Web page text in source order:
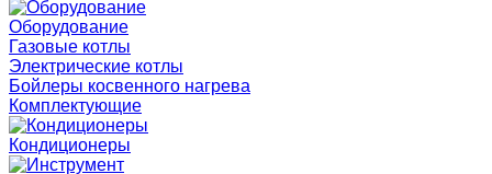
Оборудование
Газовые котлы
Электрические котлы
Бойлеры косвенного нагрева
Комплектующие
Кондиционеры